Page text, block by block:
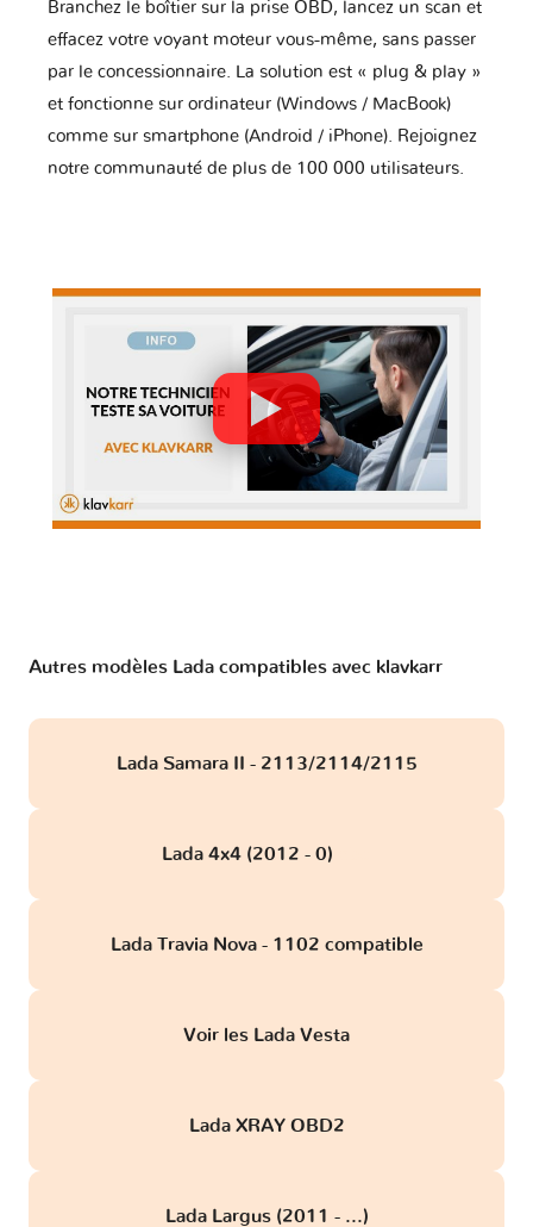
Branchez le boîtier sur la prise OBD, lancez un scan et
effacez votre voyant moteur vous-même, sans passer
par le concessionnaire. La solution est « plug & play »
et fonctionne sur ordinateur (Windows / MacBook)
comme sur smartphone (Android / iPhone). Rejoignez
notre communauté de plus de 100 000 utilisateurs.
Autres modèles Lada compatibles avec klavkarr
Lada Samara II - 2113/2114/2115
Lada 4x4 (2012 - 0)
Lada Travia Nova - 1102 compatible
Voir les Lada Vesta
Lada XRAY OBD2
Lada Largus (2011 - ...)